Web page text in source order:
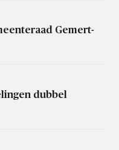
Gemert-
dubbel